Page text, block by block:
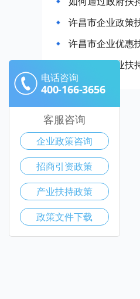
许昌市企业政策
许昌市企业优惠
如何利用企业
电话咨询
400-166-3656
客服咨询
企业政策咨询
招商引资政策
产业扶持政策
政策文件下载